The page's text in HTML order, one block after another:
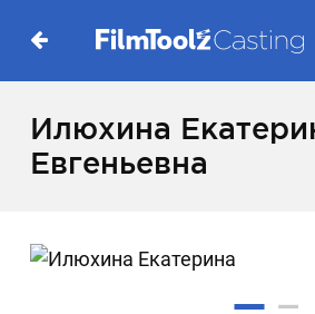
Илюхина
Евгеньевна